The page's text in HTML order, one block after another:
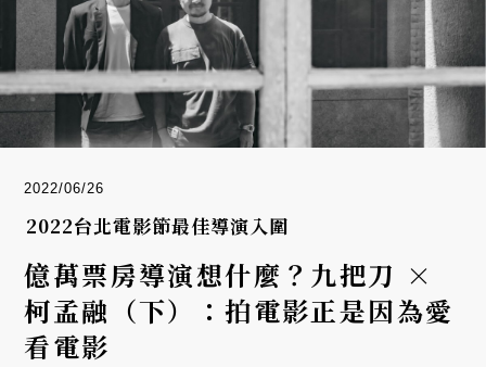
2022/06/26
2022台北電影節最佳導演入圍
億萬票房導演想什麼？九把刀 ×
柯孟融（下）：拍電影正是因為愛
看電影